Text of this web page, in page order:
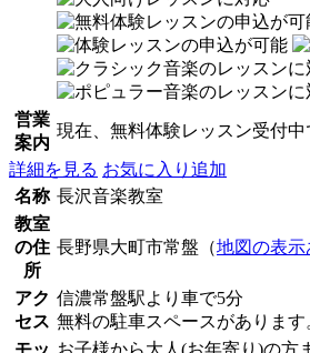
営業
案内
現在、無料体験レッスン受付中
詳細を見る お気に入り追加
名称 長沢音楽教室
教室
の住
所
長野県大町市常盤（地図の表示
アク
セス
信濃常盤駅より車で5分
無料の駐車スペースがあります
モッ お子様から大人(お年寄り)の方